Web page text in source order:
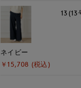
ネイビー
￥15,708 (税込)
13(13